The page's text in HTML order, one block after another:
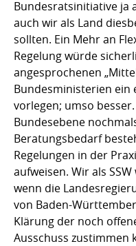
Bundesratsinitiative ja
auch wir als Land
sollten. Ein Mehr an
Regelung würde
angesprochenen
Bundesministerien ein
vorlegen; umso
Bundesebene
Beratungsbedarf
Regelungen in der
aufweisen. Wir als
wenn die
von Baden-
Klärung der noch
Ausschuss zustimmen